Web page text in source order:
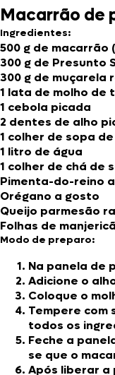
Macarrão de
Ingredientes:
500 g de
300 g de Presunto
300 g de muçarela
1 lata de molho de
1 cebola picada
2 dentes de alho
1 colher de sopa
1 litro de água
1 colher de chá de
Pimenta-do-reino
Orégano a gosto
Queijo parmesão
Folhas de
Modo de preparo:
Na panela de
Adicione o
Coloque o
Tempere com
todos os
Feche a
se que o
Após liberar a